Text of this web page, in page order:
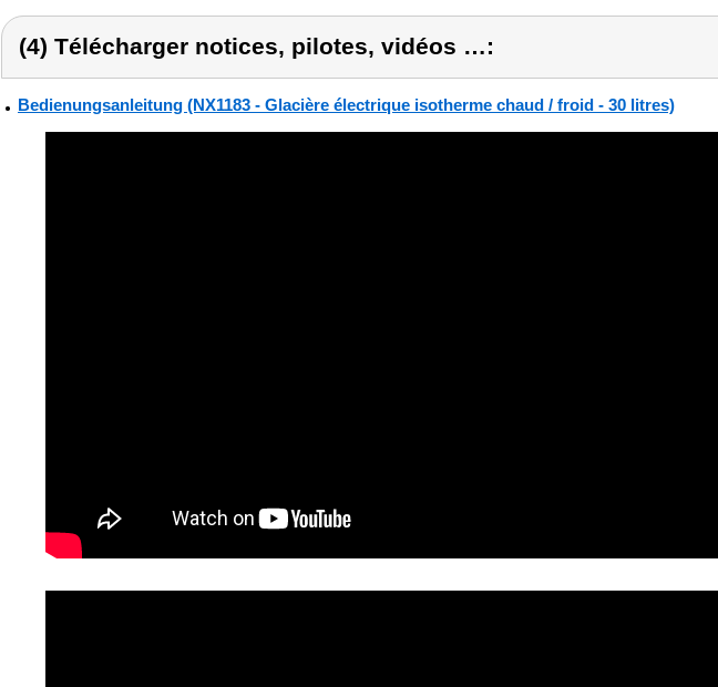
(4) Télécharger notices, pilotes, vidéos …:
Bedienungsanleitung (NX1183 - Glacière électrique isotherme chaud / froid - 30 litres)